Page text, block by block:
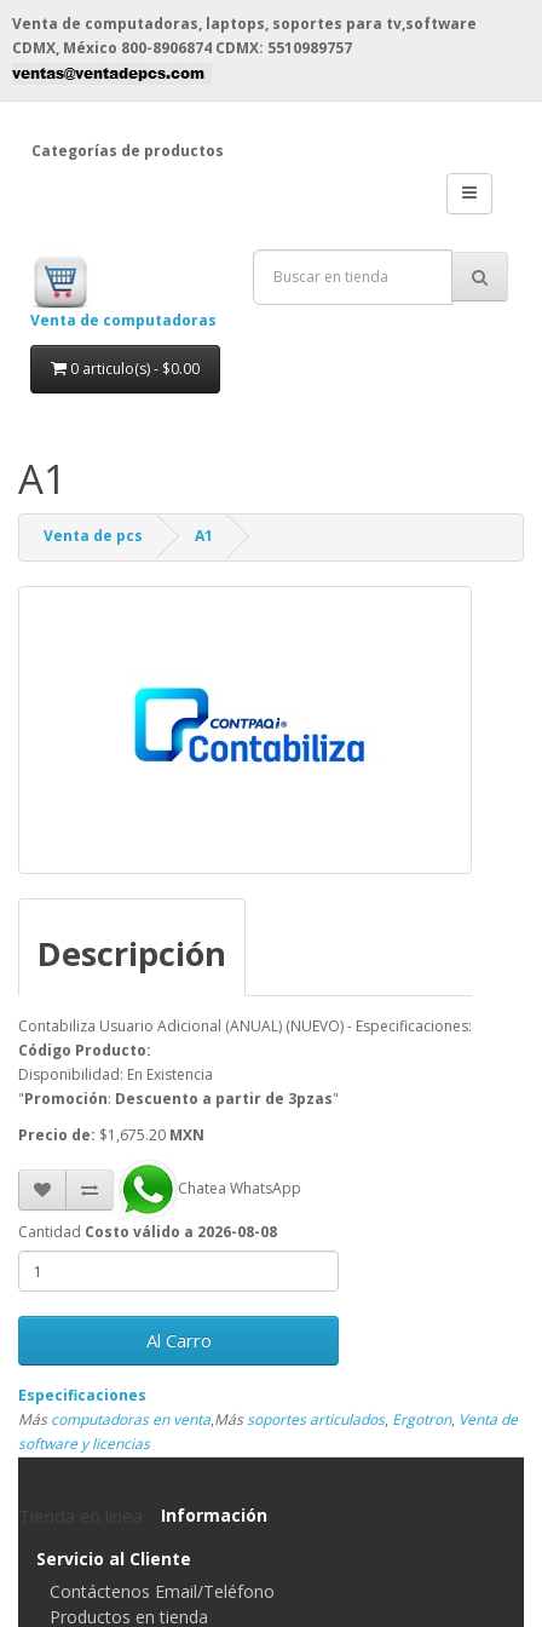
Venta de computadoras, laptops, soportes para tv,software
CDMX, México 800-8906874 CDMX: 5510989757
Categorías de productos
Venta de computadoras
0 articulo(s) - $0.00
A1
Venta de pcs A1
Descripción
Contabiliza Usuario Adicional (ANUAL) (NUEVO) - Especificaciones:
Código Producto:
Disponibilidad: En Existencia
"Promoción: Descuento a partir de 3pzas"
Precio de: $1,675.20 MXN
Chatea WhatsApp
Cantidad Costo válido a 2026-08-08
Al Carro
Especificaciones
Máscomputadoras en venta,Mássoportes articulados, Ergotron, Venta de
software y licencias
Información
Servicio al Cliente
Contáctenos Email/Teléfono
Productos en tienda